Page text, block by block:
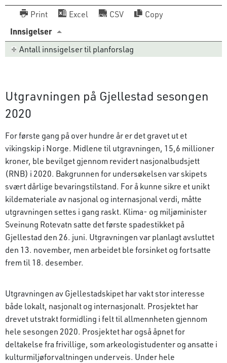
Print
Excel CSV
Copy
Innsigelser
Antall innsigelser til planforslag
Utgravningen på Gjellestad sesongen
2020
For første gang på over hundre år er det gravet ut et
vikingskip i Norge. Midlene til utgravningen, 15,6 millioner
kroner, ble bevilget gjennom revidert nasjonalbudsjett
(RNB) i 2020. Bakgrunnen for undersøkelsen var skipets
svært dårlige bevaringstilstand. For å kunne sikre et unikt
kildemateriale av nasjonal og internasjonal verdi, måtte
utgravningen settes i gang raskt. Klima- og miljøminister
Sveinung Rotevatn satte det første spadestikket på
Gjellestad den 26. juni. Utgravningen var planlagt avsluttet
den 13. november, men arbeidet ble forsinket og fortsatte
frem til 18. desember.
Utgravningen av Gjellestadskipet har vakt stor interesse
både lokalt, nasjonalt og internasjonalt. Prosjektet har
drevet utstrakt formidling i felt til allmennheten gjennom
hele sesongen 2020. Prosjektet har også åpnet for
deltakelse fra frivillige, som arkeologistudenter og ansatte i
kulturmiljøforvaltningen underveis. Under hele